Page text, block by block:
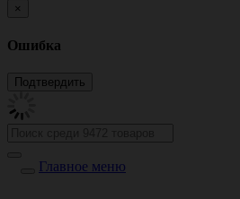
×
Ошибка
Главное меню